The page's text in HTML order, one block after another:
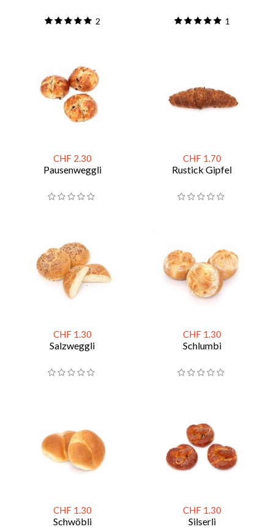
2 1
CHF 2.30
Pausenweggli
CHF 1.70
Rustick Gipfel
CHF 1.30
Salzweggli
CHF 1.30
Schlumbi
CHF 1.30
Schwöbli
CHF 1.30
Silserli